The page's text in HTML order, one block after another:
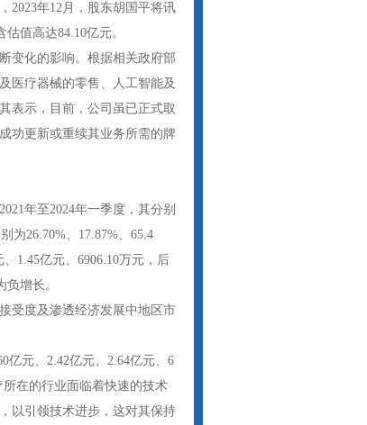
2023年12月，股东胡国平将讯
值高达84.10亿元。
变化的影响。根据相关政府部
医疗器械的零售、人工智能及
表示，目前，公司虽已正式取
功更新或重续其业务所需的牌
年至2024年一季度，其分别
为26.70%、17.87%、65.4
1.45亿元、6906.10万元，后
增长。
受度及渗透经济发展中地区市
亿元、2.42亿元、2.64亿元、6
所在的行业面临着快速的技术
以引领技术进步，这对其保持